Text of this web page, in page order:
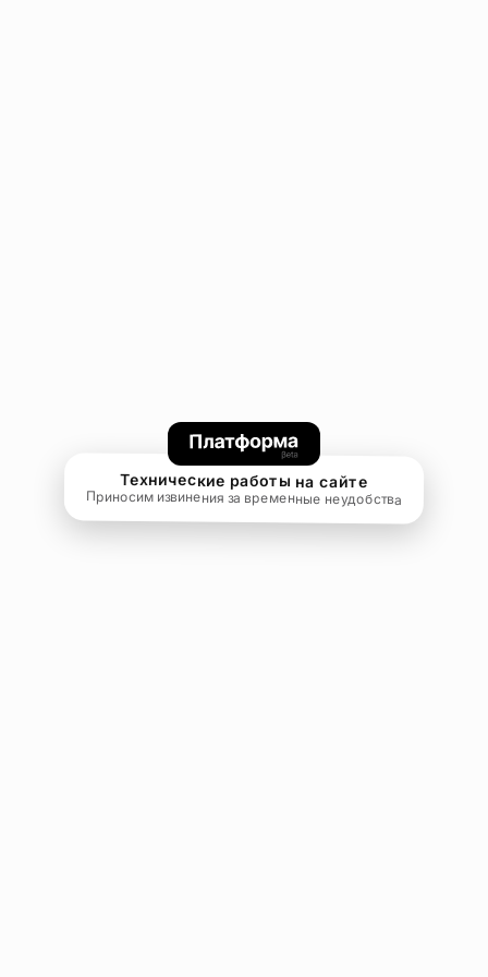
Технические работы на сайте
Приносим извинения за временные неудобства